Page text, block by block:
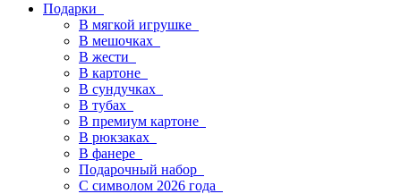
Подарки
В мягкой игрушке
В мешочках
В жести
В картоне
В сундучках
В тубах
В премиум картоне
В рюкзаках
В фанере
Подарочный набор
С символом 2026 года